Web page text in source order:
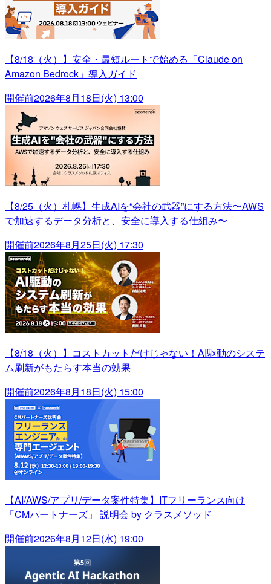
【8/18（火）】安全・最短ルートで始める「Claude on
Amazon Bedrock」導入ガイド
開催前2026年8月18日(火) 13:00
【8/25（火）札幌】生成AIを“会社の武器”にする方法〜AWS
で加速するデータ分析と、安全に導入する仕組み〜
開催前2026年8月25日(火) 17:30
【8/18（火）】コストカットだけじゃない！AI駆動のシステ
ム刷新がもたらす本当の効果
開催前2026年8月18日(火) 15:00
【AI/AWS/アプリ/データ案件特集】ITフリーランス向け
「CMパートナーズ」 説明会 by クラスメソッド
開催前2026年8月12日(水) 19:00